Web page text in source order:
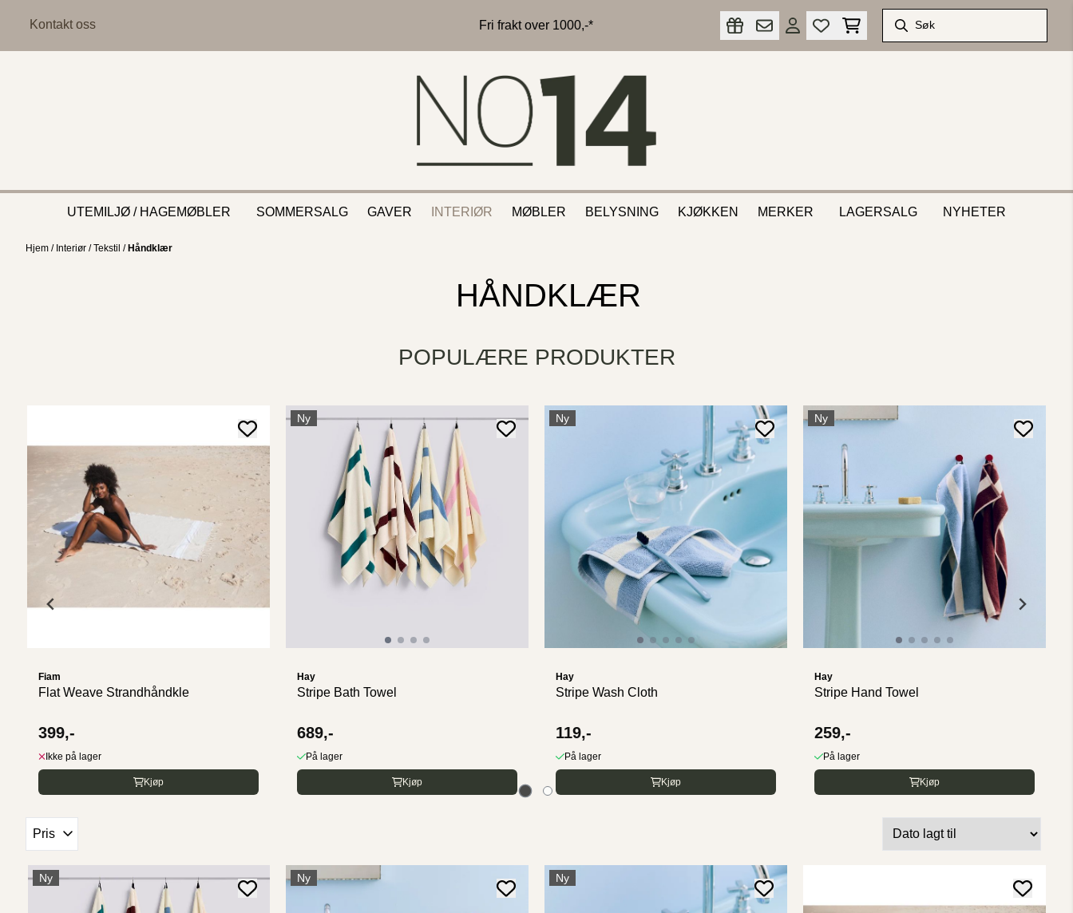
Kontakt oss Fri frakt over 1000,-*
UTEMILJØ / HAGEMØBLER SOMMERSALG GAVER INTERIØR MØBLER BELYSNING KJØKKEN MERKER LAGERSALG NYHETER
Hjem / Interiør /Tekstil / Håndklær
HÅNDKLÆR
POPULÆRE PRODUKTER
Fiam
Flat Weave Strandhåndkle
399,-
Ikke på lager
Kjøp
Ny
Hay
Stripe Bath Towel
689,-
På lager
Kjøp
Ny
Hay
Stripe Wash Cloth
119,-
På lager
Kjøp
Ny
Hay
Stripe Hand Towel
259,-
På lager
Kjøp
Pris
Ny Ny Ny